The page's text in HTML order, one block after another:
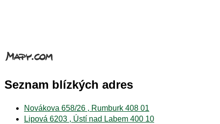
Seznam blízkých adres
Novákova 658/26 , Rumburk 408 01
Lipová 6203 , Ústí nad Labem 400 10